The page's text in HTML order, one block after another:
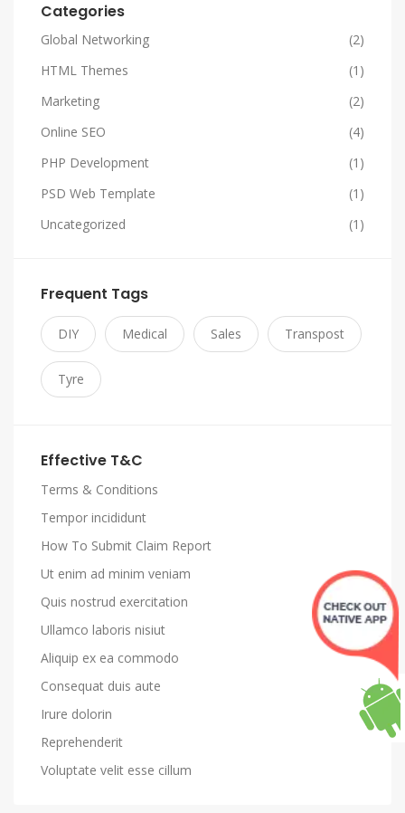
Categories
Global Networking
(2)
HTML Themes
(1)
Marketing
(2)
Online SEO
(4)
PHP Development
(1)
PSD Web Template
(1)
Uncategorized
(1)
Frequent Tags
DIY Medical Sales Transpost
Tyre
Effective T&C
Terms & Conditions
Tempor incididunt
How To Submit Claim Report
Ut enim ad minim veniam
Quis nostrud exercitation
Ullamco laboris nisiut
Aliquip ex ea commodo
Consequat duis aute
Irure dolorin
Reprehenderit
Voluptate velit esse cillum